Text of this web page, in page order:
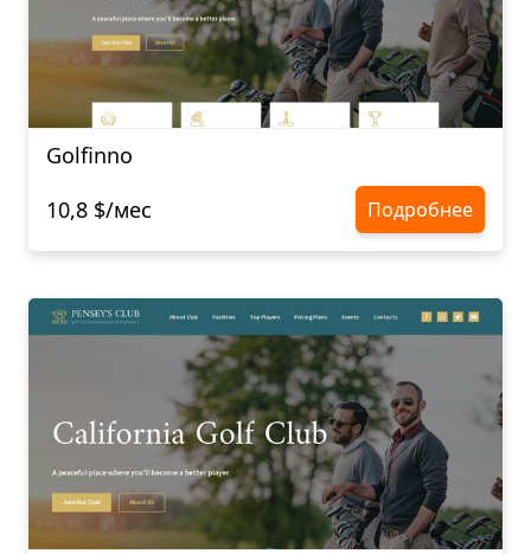
Golfinno
10,8 $/мес
Подробнее